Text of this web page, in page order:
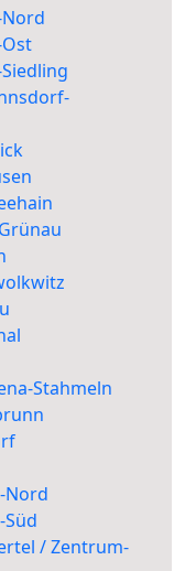
Stahmeln
Nord
/ Zentrum-